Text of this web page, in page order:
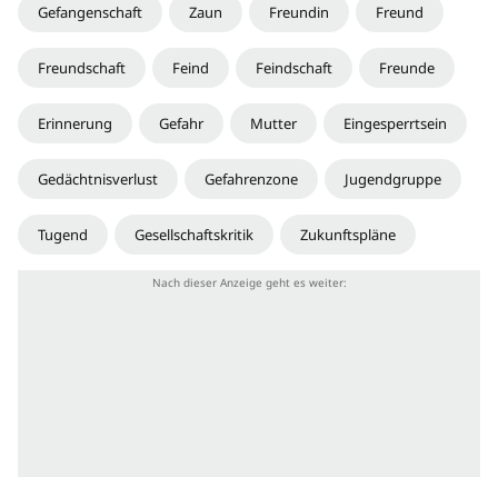
Gefangenschaft Zaun Freundin Freund
Freundschaft Feind Feindschaft Freunde
Erinnerung Gefahr Mutter Eingesperrtsein
Gedächtnisverlust Gefahrenzone Jugendgruppe
Tugend Gesellschaftskritik Zukunftspläne